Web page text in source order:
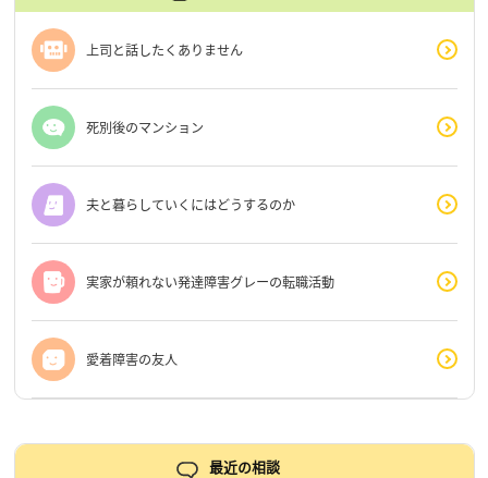
上司と話したくありません
死別後のマンション
夫と暮らしていくにはどうするのか
実家が頼れない発達障害グレーの転職活動
愛着障害の友人
最近の相談